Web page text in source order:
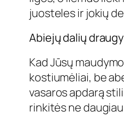
juosteles ir jokių
Abiejų dalių
Kad Jūsų
kostiumėliai, be
vasaros apdarą
rinkitės ne